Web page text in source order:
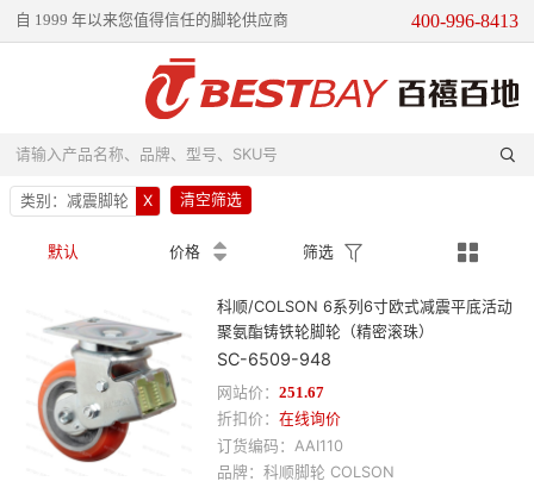
自 1999 年以来您值得信任的脚轮供应商 400-996-8413
请输入产品名称、品牌、型号、SKU号 
类别： 减震脚轮 X 清空筛选
默认 价格 
 筛选  
科顺/COLSON 6系列6寸欧式减震平底活动
聚氨酯铸铁轮脚轮（精密滚珠）
SC-6509-948
网站价： 251.67
折扣价： 在线询价
订货编码： AAI110
品牌： 科顺脚轮 COLSON